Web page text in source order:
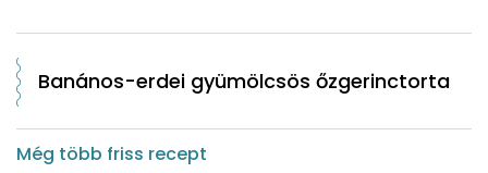
Banános-erdei gyümölcsös őzgerinctorta
Még több friss recept